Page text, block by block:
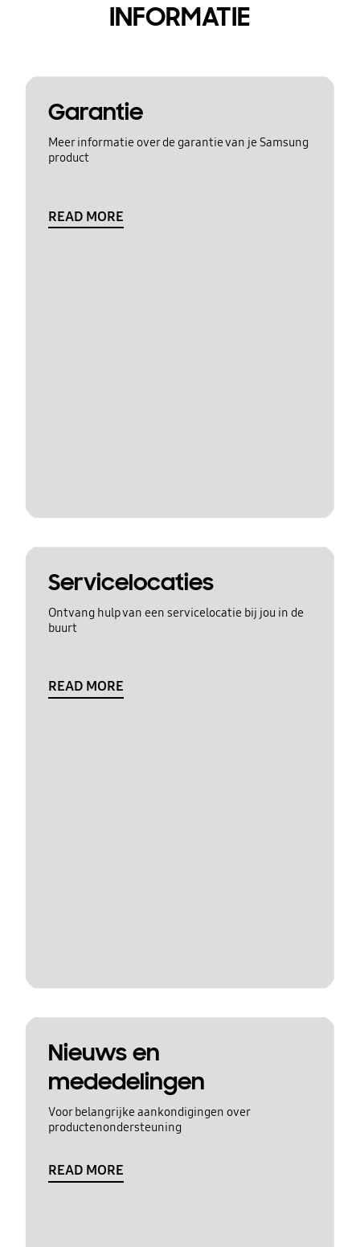
INFORMATIE
Garantie
Meer informatie over de garantie van je Samsung
product
READ MORE
Servicelocaties
Ontvang hulp van een servicelocatie bij jou in de
buurt
READ MORE
Nieuws en
mededelingen
Voor belangrijke aankondigingen over
productenondersteuning
READ MORE